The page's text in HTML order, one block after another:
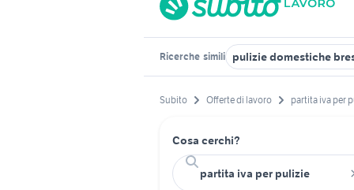
Ricerche simili pulizie domestiche
Subito Offerte di lavoro partita iva per
Cosa cerchi?